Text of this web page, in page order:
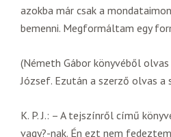
azokba már csak a
bemenni. Megformáltam egy
(Németh Gábor könyvéből
József. Ezután a szerző olvas a
K. P. J.: – A tejszínről című
vagy?-nak. Én ezt nem